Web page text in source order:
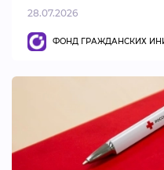
28.07.2026
ФОНД ГРАЖДАНСКИХ